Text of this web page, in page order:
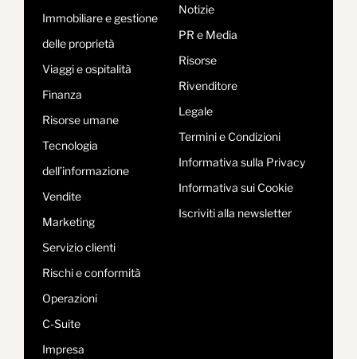
Immobiliare e gestione
delle proprietà
Viaggi e ospitalità
Finanza
Risorse umane
Tecnologia
dell’informazione
Vendite
Marketing
Servizio clienti
Rischi e conformità
Operazioni
C-Suite
Impresa
Notizie
PR e Media
Risorse
Rivenditore
Legale
Termini e Condizioni
Informativa sulla Privacy
Informativa sui Cookie
Iscriviti alla newsletter